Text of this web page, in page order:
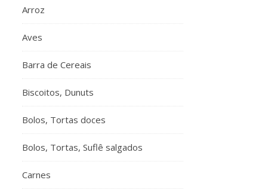
Arroz
Aves
Barra de Cereais
Biscoitos, Dunuts
Bolos, Tortas doces
Bolos, Tortas, Suflê salgados
Carnes